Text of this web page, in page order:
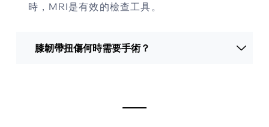
時，MRI是有效的檢查工具。
膝韌帶扭傷何時需要手術？